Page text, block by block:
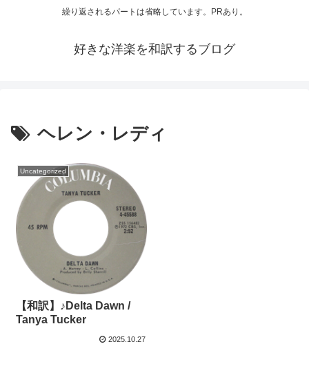
繰り返されるパートは省略しています。PRあり。
好きな洋楽を和訳するブログ
ヘレン・レディ
Uncategorized
【和訳】♪Delta Dawn /
Tanya Tucker
2025.10.27